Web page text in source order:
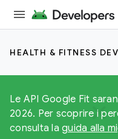
HEALTH & FITNESS
Le API Google Fit
2026. Per scoprire i
consulta la guida alla